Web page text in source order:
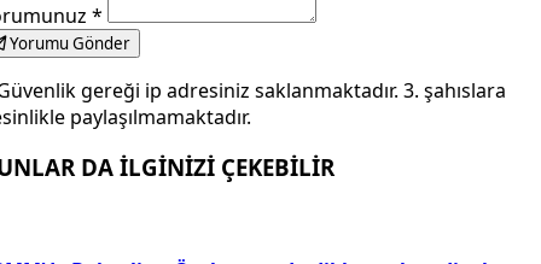
*
Yorumu Gönder
gereği ip adresiniz saklanmaktadır. 3. şahıslara
paylaşılmamaktadır.
DA İLGİNİZİ ÇEKEBİLİR